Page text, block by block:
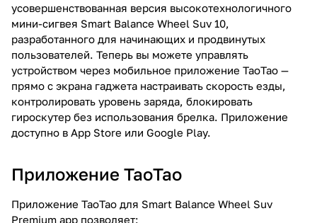
усовершенствованная версия высокотехнологичного
мини-сигвея Smart Balance Wheel Suv 10,
разработанного для начинающих и продвинутых
пользователей. Теперь вы можете управлять
устройством через мобильное приложение ТаоТао —
прямо с экрана гаджета настраивать скорость езды,
контролировать уровень заряда, блокировать
гироскутер без использования брелка. Приложение
доступно в App Store или Google Play.
Приложение ТаоТао
Приложение ТаоТао для Smart Balance Wheel Suv
Premium app позволяет: